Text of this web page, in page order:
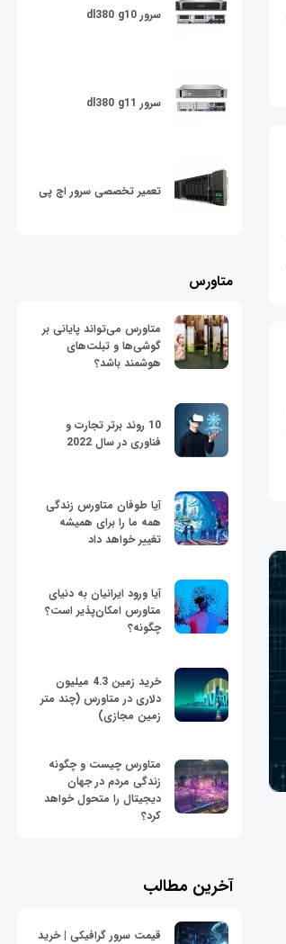
سرور dl380 g10
سرور dl380 g11
تعمیر تخصصی سرور اچ پی
متاورس
متاورس می‌تواند پایانی بر
گوشی‌ها و تبلت‌های
هوشمند باشد؟
10 روند برتر تجارت و
فناوری در سال 2022
آیا طوفان متاورس زندگی
همه ما را برای همیشه
تغییر خواهد داد
آیا ورود ایرانیان به دنیای
متاورس امکان‌پذیر است؟
چگونه؟
خرید زمین 4.3 میلیون
دلاری در متاورس (چند متر
زمین مجازی)
متاورس چیست و چگونه
زندگی مردم در جهان
دیجیتال را متحول خواهد
کرد؟
آخرین مطالب
قیمت سرور گرافیکی | خرید